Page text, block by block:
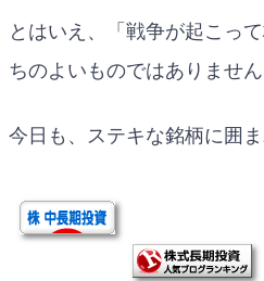
とはいえ、「戦争が起こっ
ちのよいものではありませ
今日も、ステキな銘柄に囲